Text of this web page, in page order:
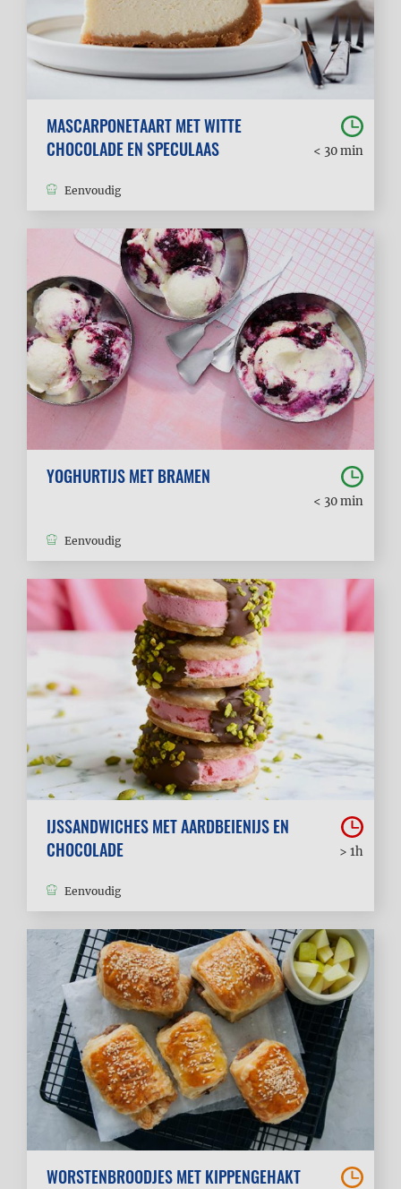
MASCARPONETAART MET WITTE
CHOCOLADE EN SPECULAAS
< 30 min
Eenvoudig
YOGHURTIJS MET BRAMEN
< 30 min
Eenvoudig
IJSSANDWICHES MET AARDBEIENIJS EN
CHOCOLADE
> 1h
Eenvoudig
WORSTENBROODJES MET KIPPENGEHAKT